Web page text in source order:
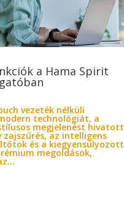
a Hama Spirit
vezeték nélküli
technológiát, a
megjelenést hivatott
az intelligens
és a kiegyensúlyozott
megoldások,